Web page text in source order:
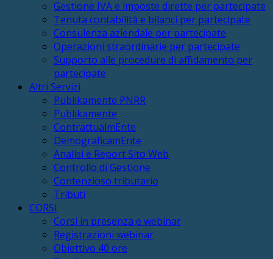
Gestione IVA e imposte dirette per partecipate
Tenuta contabilità e bilanci per partecipate
Consulenza aziendale per partecipate
Operazioni straordinarie per partecipate
Supporto alle procedure di affidamento per
partecipate
Altri Servizi
Publikamente PNRR
Publikamente
ContrattualmEnte
DemograficamEnte
Analisi e Report Sito Web
Controllo di Gestione
Contenzioso tributario
Tributi
CORSI
Corsi in presenza e webinar
Registrazioni webinar
Obiettivo 40 ore